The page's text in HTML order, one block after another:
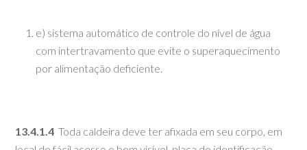
e) sistema automático de controle do nível de água
com intertravamento que evite o superaquecimento
por alimentação deficiente.
13.4.1.4Toda caldeira deve ter afixada em seu corpo, em